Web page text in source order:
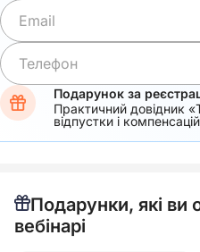
Подарунки, які ви
вебінарі
Подарунок за
Практичний довідник
відпустки і